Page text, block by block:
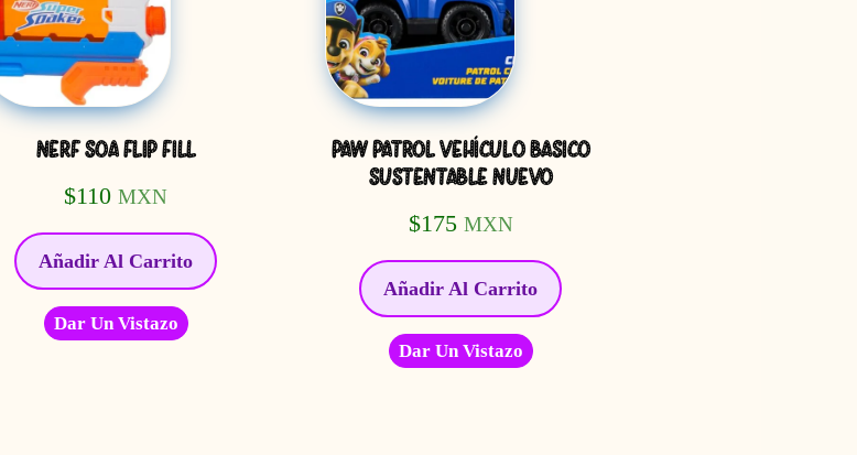
NERF SOA FLIP FILL
$110 MXN
Añadir Al Carrito
Dar Un Vistazo
PAW PATROL VEHÍCULO BASICO
SUSTENTABLE NUEVO
$175 MXN
Añadir Al Carrito
Dar Un Vistazo